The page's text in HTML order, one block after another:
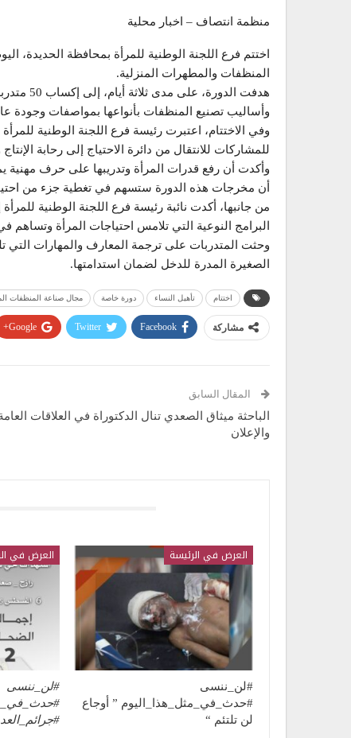
منظمة انتصاف – اخبار محلية
اختتم فرع اللجنة الوطنية للمرأة بمحافظة الحديدة،
المنظفات والمطهرات المنزلية.
هدفت
وأساليب تصنيع المنظفات بأنواعها بمواصفات وجودة
وفي الاختتام، اعتبرت رئيسة فرع اللجنة الوطنية
للمشاركات للانتقال من دائرة الاحتياج إلى رحابة
وأكدت أن رفع قدرات المرأة وتدريبها على حرف مهنية
أن مخرجات هذه الدورة ستسهم في تغطية جزء من
من جانبها، أكدت نائبة رئيسة فرع اللجنة الوطنية
البرامج النوعية التي تلامس احتياجات المرأة وتساهم
وحثت المتدربات على ترجمة المعارف والمهارات التي
الصغيرة المدرة للدخل لضمان استدامتها.
اختتام تأهيل النساء دورة خاصة مجال صناعة المنظفات
مشاركة Facebook
Twitter
Google+
المقال السابق
الباحثة ميثاق الصعدي تنال الدكتوراة في العلاقات
والإعلان
العرض في الرئيسة
#لن_ننسى
#حدث_في_مثل_هذا_اليوم ” أوجاع
لن تلتئم “
العرض في
#لن_ننسى